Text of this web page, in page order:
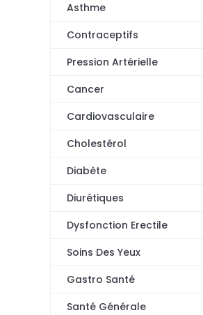
Asthme
Contraceptifs
Pression Artérielle
Cancer
Cardiovasculaire
Cholestérol
Diabète
Diurétiques
Dysfonction Erectile
Soins Des Yeux
Gastro Santé
Santé Générale